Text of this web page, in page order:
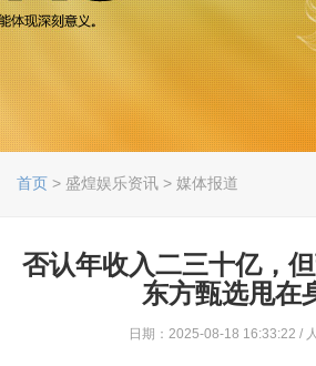
首页 > 盛煌娱乐资讯 > 媒体报道
否认年收入二三十亿，
东方甄选甩在
日期：2025-08-18 16:33:22 /